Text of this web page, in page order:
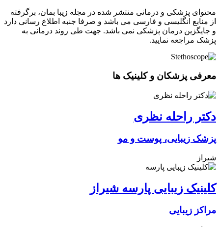
محتوای پزشکی و درمانی منتشر شده در مجله زیبا بمان، برگرفته
از منابع انگلیسی و فارسی می باشد و صرفا جنبه اطلاع رسانی دارد
و جایگزین درمان پزشکی نمی باشد. جهت طی روند درمانی به
پزشک مراجعه نمایید.
معرفی پزشکان و کلینیک ها
دکتر راحله نظری
پزشک زیبایی، پوست و مو
شیراز
کلینیک زیبایی پارسه شیراز
مراکز زیبایی